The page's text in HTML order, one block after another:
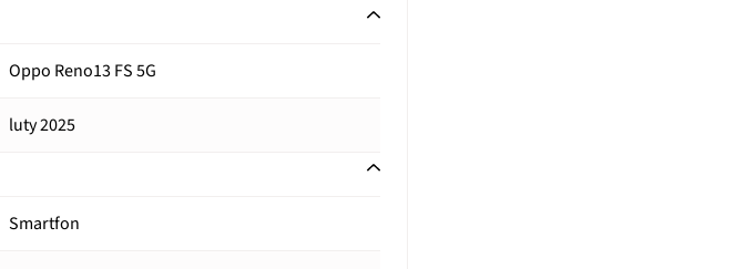
Oppo Reno13 FS 5G
luty 2025
Smartfon